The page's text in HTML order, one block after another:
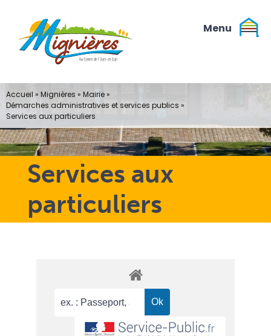
contenu
Services aux
particuliers
Accueil » Mignières » Mairie»
Démarches administratives et services publics »
Services aux particuliers